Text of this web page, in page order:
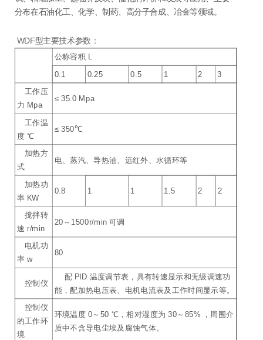
分布在石油化工、化学、制药、高分子合成、冶金等领域。
WDF型主要技术参数：
公称容积 L
0.1
0.25 0.5 1 2
3
工作压
力 Mpa
≤ 35.0 Mpa
工作温
度 ℃
≤ 350℃
加热方
式
电、蒸汽、导热油、远红外、水循环等
加热功
率 KW
0.8 1 1 1.5 2 2
搅拌转
速 r/min
20～1500r/min 可调
电机功
率 w
80
控制仪
配 PID 温度调节表，具有转速显示和无级调速功
能，配加热电压表、电机电流表及工作时间显示等。
控制仪
的工作环
境
环境温度 0～50 ℃，相对湿度为 30～85% ，周围介
质中不含导电尘埃及腐蚀气体。